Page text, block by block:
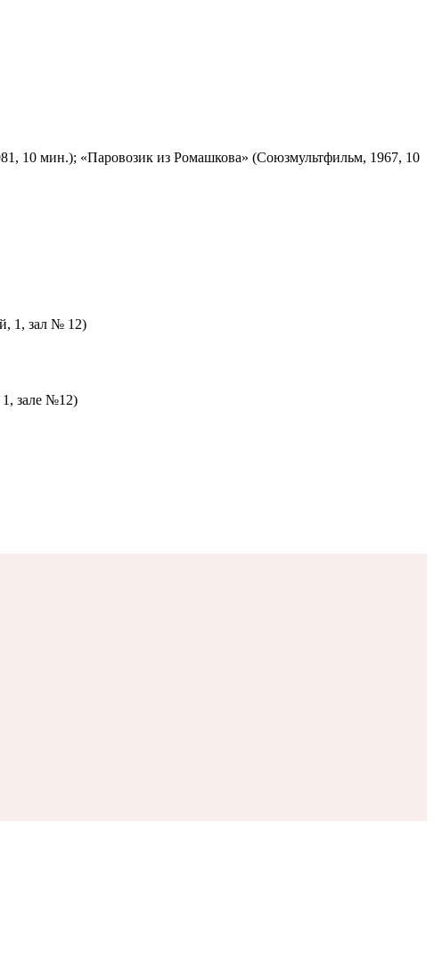
10 мин.); «Паровозик из Ромашкова» (Союзмультфильм, 1967, 10
1, зал № 12)
зале №12)